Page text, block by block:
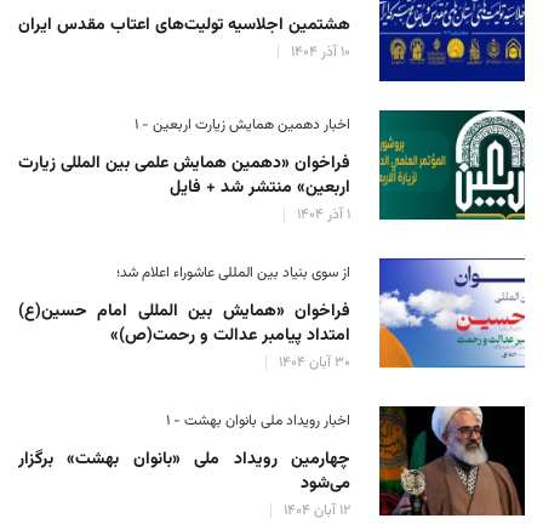
هشتمین اجلاسیه تولیت‌های اعتاب مقدس ایران
۱۰ آذر ۱۴۰۴
اخبار دهمین همایش زیارت اربعین - ۱
فراخوان «دهمین همایش علمی بین المللی زیارت
اربعین» منتشر شد + فایل
۱ آذر ۱۴۰۴
از سوی بنیاد بین المللی عاشوراء اعلام شد؛
فراخوان «همایش بین المللی امام حسین(ع)
امتداد پیامبر عدالت و رحمت(ص)»
۳۰ آبان ۱۴۰۴
اخبار رویداد ملی بانوان بهشت - ۱
چهارمین رویداد ملی «بانوان بهشت» برگزار
می‌شود
۱۲ آبان ۱۴۰۴